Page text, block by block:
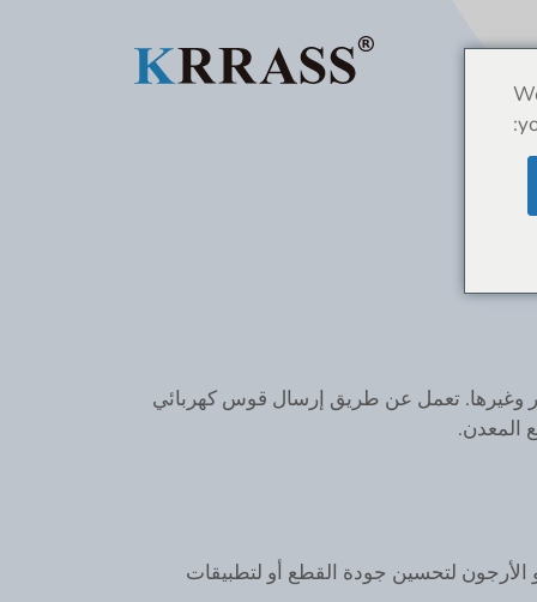
وغيرها. تعمل عن طريق إرسال قوس كهربائي
المعدن.
الأرجون لتحسين جودة القطع أو لتطبيقات